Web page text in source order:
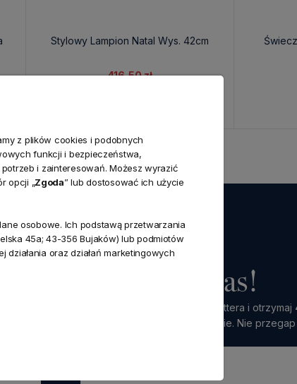
Stylowy Lampion Natal Wys. 42cm
416,50 zł
NEWSLETTER
Dołącz do nas!
Zapisz się do naszego Newslettera i otrzymaj
na pierwsze zamówienie. Nie
z plików cookies i podobnych
funkcji i bezpieczeństwa,
i zainteresowań. Możesz wyrazić
opcji „Zgoda” lub dostosować ich użycie
osobowe. Ich podstawą przetwarzania
45a; 43-356 Bujaków) lub podmiotów
oraz działań marketingowych